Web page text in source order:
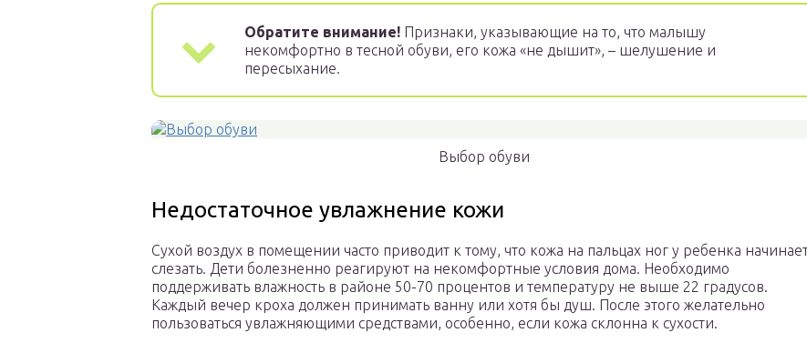
Обратите внимание! Признаки, указывающие на то, что малышу
некомфортно в тесной обуви, его кожа «не дышит», – шелушение и
пересыхание.
Выбор обуви
Недостаточное увлажнение кожи
Сухой воздух в помещении часто приводит к тому, что кожа на пальцах ног у ребенка
слезать. Дети болезненно реагируют на некомфортные условия дома. Необходимо
поддерживать влажность в районе 50-70 процентов и температуру не выше 22 градусов.
Каждый вечер кроха должен принимать ванну или хотя бы душ. После этого желательно
пользоваться увлажняющими средствами, особенно, если кожа склонна к сухости.